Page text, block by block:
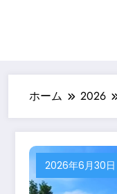
ホーム 2026
2026年6月30日